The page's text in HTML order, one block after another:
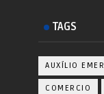
TAGS
AUXÍLIO
COMERCIO